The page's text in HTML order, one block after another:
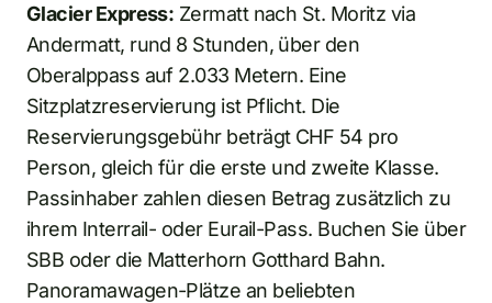
Glacier Express: Zermatt nach St. Moritz via
Andermatt, rund 8 Stunden, über den
Oberalppass auf 2.033 Metern. Eine
Sitzplatzreservierung ist Pflicht. Die
Reservierungsgebühr beträgt CHF 54 pro
Person, gleich für die erste und zweite Klasse.
Passinhaber zahlen diesen Betrag zusätzlich zu
ihrem Interrail- oder Eurail-Pass. Buchen Sie über
SBB oder die Matterhorn Gotthard Bahn.
Panoramawagen-Plätze an beliebten